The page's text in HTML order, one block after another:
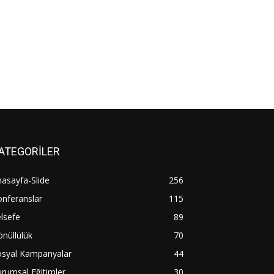
Slide
256
115
89
70
Kampanyalar
44